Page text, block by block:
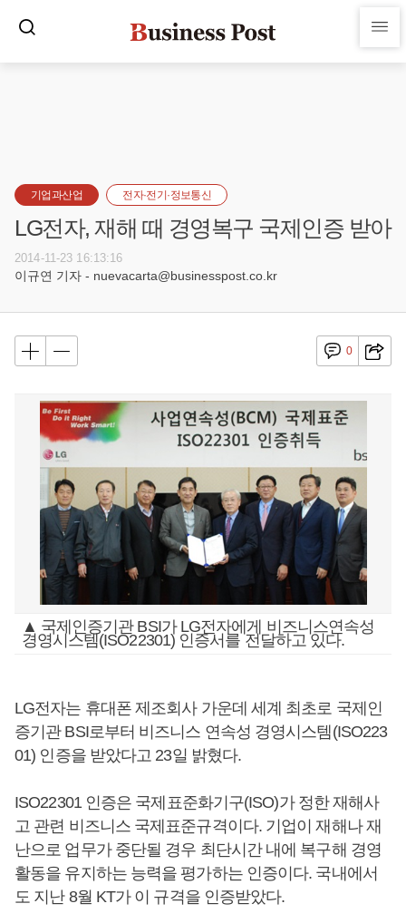
기업과산업 전자·전기·정보통신
LG전자, 재해 때 경영복구 국제인증 받아
2014-11-23 16:13:16
이규연 기자 - nuevacarta@businesspost.co.kr
0
▲ 국제인증기관 BSI가 LG전자에게 비즈니스연속성
경영시스템(ISO22301) 인증서를 전달하고 있다.
LG전자는 휴대폰 제조회사 가운데 세계 최초로 국제인
증기관 BSI로부터 비즈니스 연속성 경영시스템(ISO223
01) 인증을 받았다고 23일 밝혔다.
ISO22301 인증은 국제표준화기구(ISO)가 정한 재해사
고 관련 비즈니스 국제표준규격이다. 기업이 재해나 재
난으로 업무가 중단될 경우 최단시간 내에 복구해 경영
활동을 유지하는 능력을 평가하는 인증이다. 국내에서
도 지난 8월 KT가 이 규격을 인증받았다.